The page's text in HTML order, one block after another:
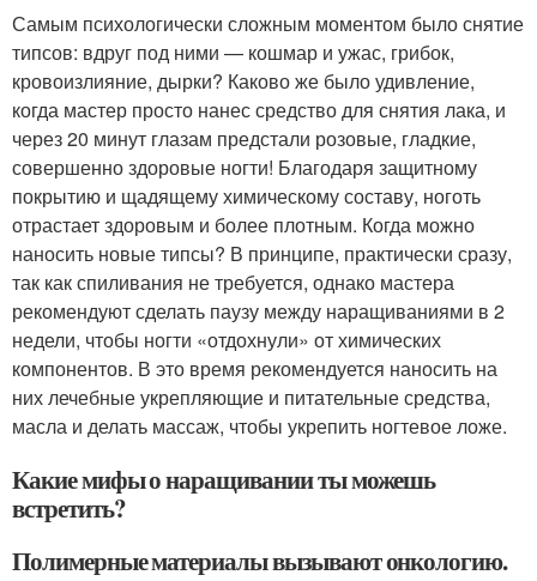
Самым психологически сложным моментом было снятие
типсов: вдруг под ними — кошмар и ужас, грибок,
кровоизлияние, дырки? Каково же было удивление,
когда мастер просто нанес средство для снятия лака, и
через 20 минут глазам предстали розовые, гладкие,
совершенно здоровые ногти! Благодаря защитному
покрытию и щадящему химическому составу, ноготь
отрастает здоровым и более плотным. Когда можно
наносить новые типсы? В принципе, практически сразу,
так как спиливания не требуется, однако мастера
рекомендуют сделать паузу между наращиваниями в 2
недели, чтобы ногти «отдохнули» от химических
компонентов. В это время рекомендуется наносить на
них лечебные укрепляющие и питательные средства,
масла и делать массаж, чтобы укрепить ногтевое ложе.
Какие мифы о наращивании ты можешь
встретить?
Полимерные материалы вызывают онкологию.